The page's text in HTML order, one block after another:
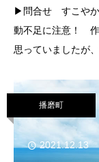
▶問合せ すこやか
動不足に注意！
思っていましたが
間が減っています
播磨町
2021.12.13